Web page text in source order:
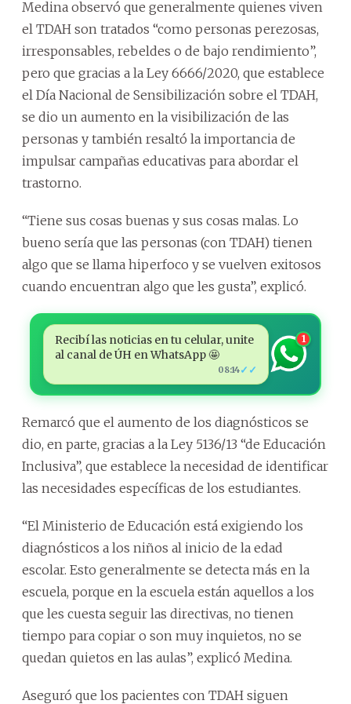
Medina observó que generalmente quienes viven
el TDAH son tratados “como personas perezosas,
irresponsables, rebeldes o de bajo rendimiento”,
pero que gracias a la Ley 6666/2020, que establece
el Día Nacional de Sensibilización sobre el TDAH,
se dio un aumento en la visibilización de las
personas y también resaltó la importancia de
impulsar campañas educativas para abordar el
trastorno.
“Tiene sus cosas buenas y sus cosas malas. Lo
bueno sería que las personas (con TDAH) tienen
algo que se llama hiperfoco y se vuelven exitosos
cuando encuentran algo que les gusta”, explicó.
Recibí las noticias en tu celular, unite
al canal de ÚH en WhatsApp 🤩
08:14✓✓
1
Remarcó que el aumento de los diagnósticos se
dio, en parte, gracias a la Ley 5136/13 “de Educación
Inclusiva”, que establece la necesidad de identificar
las necesidades específicas de los estudiantes.
“El Ministerio de Educación está exigiendo los
diagnósticos a los niños al inicio de la edad
escolar. Esto generalmente se detecta más en la
escuela, porque en la escuela están aquellos a los
que les cuesta seguir las directivas, no tienen
tiempo para copiar o son muy inquietos, no se
quedan quietos en las aulas”, explicó Medina.
Aseguró que los pacientes con TDAH siguen